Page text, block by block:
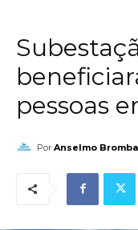
pessoas
Por Anselmo